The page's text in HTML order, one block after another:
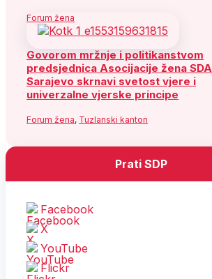
Forum žena
Govorom mržnje i politikanstvom
predsjednica Asocijacije žena SDA
Sarajevo skrnavi svetost vjere i
univerzalne vjerske principe
Forum žena, Tuzlanski kanton
Prati SDP
Facebook
X
YouTube
Flickr